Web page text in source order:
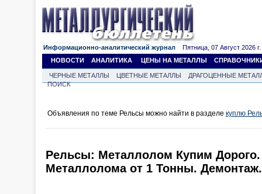
Информационно-аналитический журнал Пятница, 07 Август 2026 г.
НОВОСТИ
АНАЛИТИКА ЦЕНЫ НА МЕТАЛЛЫ
ЧЕРНЫЕ МЕТАЛЛЫ ЦВЕТНЫЕ МЕТАЛЛЫ
ДРАГОЦЕННЫЕ
ПОИСК
Объявления по теме Рельсы можно найти в разделе куплю
Рельсы: Металлолом Купим
Металлолома от 1 Тонны. Демонтаж.